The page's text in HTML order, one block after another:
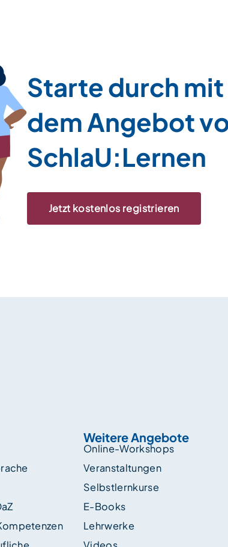
Starte durch mit
dem Angebot
SchlaU:Lernen
Jetzt kostenlos registrieren
Weitere Angebote
Online-Workshops
Veranstaltungen
Selbstlernkurse
E-Books
Lehrwerke